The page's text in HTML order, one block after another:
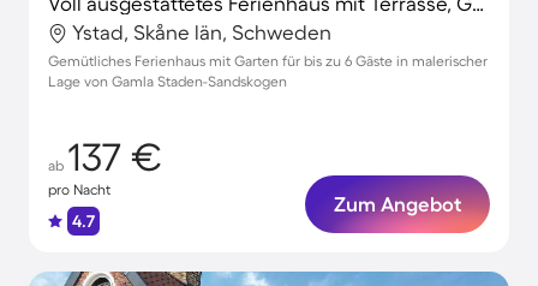
Ystad, Skåne län, Schweden
Gemütliches Ferienhaus mit Garten für bis zu 6 Gäste in malerischer
Lage von Gamla Staden-Sandskogen
ab 137 €
pro Nacht
4.7
Zum Angebot